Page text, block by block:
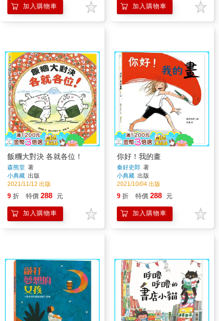
加入購物車 加入購物車
飯糰大對決 各就各位！
森熊堂 著
小典藏 出版
2021/11/12 出版
9 折 特價 288 元
加入購物車
你好！我的畫
秦好史郎 著
小典藏 出版
2021/10/04 出版
9 折 特價 288 元
加入購物車